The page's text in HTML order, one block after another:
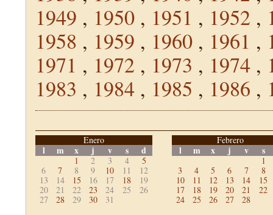
1949 , 1950 , 1951 , 1952 ,
1958 , 1959 , 1960 , 1961 ,
1971 , 1972 , 1973 , 1974 ,
1983 , 1984 , 1985 , 1986 ,
Enero
l m x j v s d
1 2 3 4
5
6
7 8 9 10 11
12
13
14 15 16 17 18
19
20
21 22 23 24 25
26
27
28 29 30 31
Febrero
l m x j v s
1
3
4 5 6 7
8
10
11 12 13 14
15
17
18 19 20 21
22
24
25 26 27 28